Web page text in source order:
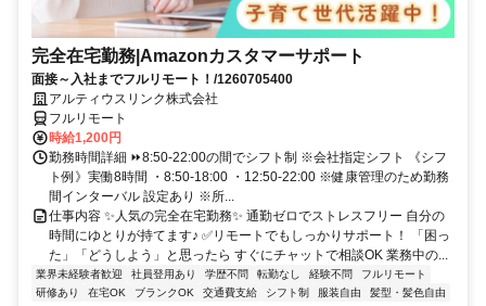
完全在宅勤務|Amazonカスタマーサポート
面接～入社までフルリモート！/1260705400
アルティウスリンク株式会社
フルリモート
時給1,200円
勤務時間詳細 ⏩8:50-22:00の間でシフト制 ※会社指定シフト 《シフ
ト例》実働8時間 ・8:50-18:00 ・12:50-22:00 ※健康管理のため勤務
間インターバル 設定あり ※所...
仕事内容 ✨人気の完全在宅勤務✨ 通勤ゼロでストレスフリー 自分の
時間にゆとりが持てます♪ ✅リモートでもしっかりサポート！ 「困っ
た」「どうしよう」と思ったら すぐにチャットで相談OK 業務中の...
業界未経験者歓迎 社員登用あり 学歴不問 転勤なし 経験不問
フルリモート
研修あり
在宅OK ブランクOK 交通費支給 シフト制 服装自由 髪型・髪色自由